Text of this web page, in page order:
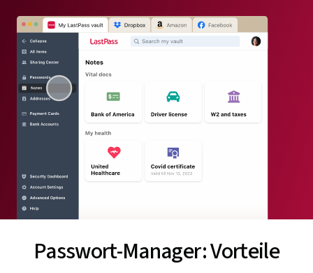
Passwort-Manager: Vorteile